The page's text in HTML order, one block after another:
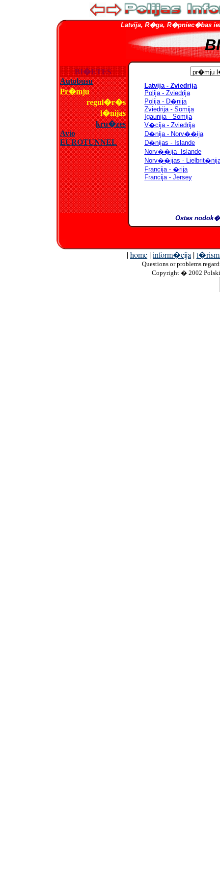
Latvija, R�ga, R�pniec�bas
BI�ETES
Autobusu
Pr�mju
regul�r�s
l�nijas
kru�zes
Avio
EUROTUNNEL
Ostas
|home |inform�cija |
Questionsor problems
Copyright � 2002